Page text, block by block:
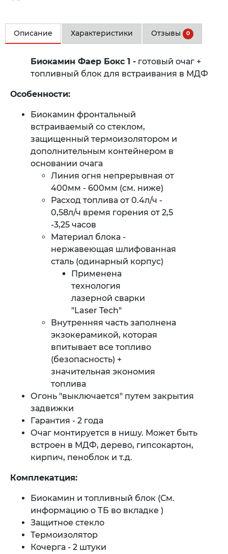
Описание Характеристики Отзывы 0
Биокамин Фаер Бокс 1 - готовый очаг +
топливный блок для встраивания в МДФ
Особенности:
Биокамин фронтальный
встраиваемый со стеклом,
защищенный термоизолятором и
дополнительным контейнером в
основании очага
Линия огня непрерывная от
400мм - 600мм (см. ниже)
Расход топлива от 0.4л/ч -
0,58л/ч время горения от 2,5
-3,25 часов
Материал блока -
нержавеющая шлифованная
сталь (одинарный корпус)
Применена
технология
лазерной сварки
"Laser Tech"
Внутренняя часть заполнена
экзокерамикой, которая
впитывает все топливо
(безопасность) +
значительная экономия
топлива
Огонь "выключается" путем закрытия
задвижки
Гарантия - 2 года
Очаг монтируется в нишу. Может быть
встроен в МДФ, дерево, гипсокартон,
кирпич, пеноблок и т.д.
Комплекатция:
Биокамин и топливный блок (См.
информацию о ТБ во вкладке )
Защитное стекло
Термоизолятор
Кочерга - 2 штуки